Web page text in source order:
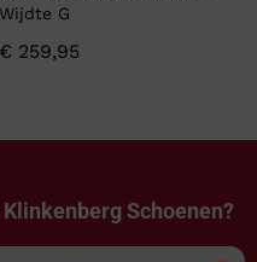
Wijdte G
€ 259,95
Klinkenberg Schoenen?